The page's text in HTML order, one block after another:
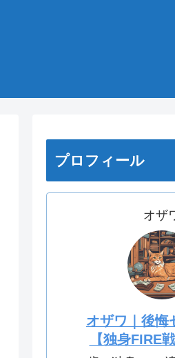
プロフィール
オザ
オザワ｜後悔
【独身FIRE